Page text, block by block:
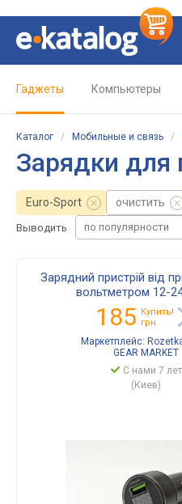
Гаджеты Компьютеры
Каталог / Мобильные и связь /
Зарядки для
Euro-Sport очистить
Выводить по популярности
Зарядний пристрій від
вольтметром 12-
185 Купить!
грн.
Маркетплейс:
GEAR MARKET
С нами 7 лет
(Киев)